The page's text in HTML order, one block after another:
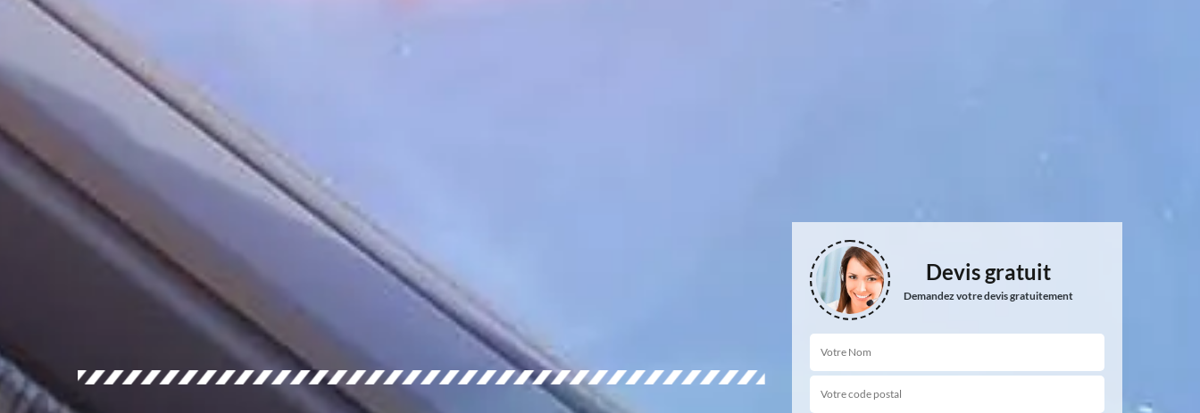
Devis gratuit
Demandez votre devis gratuitement